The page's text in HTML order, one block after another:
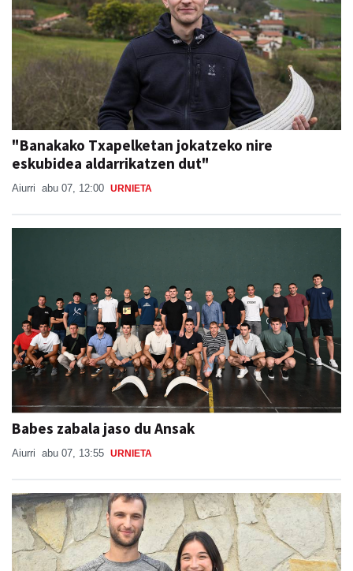
"Banakako Txapelketan jokatzeko nire
eskubidea aldarrikatzen dut"
Aiurri abu 07, 12:00 URNIETA
Babes zabala jaso du Ansak
Aiurri abu 07, 13:55 URNIETA